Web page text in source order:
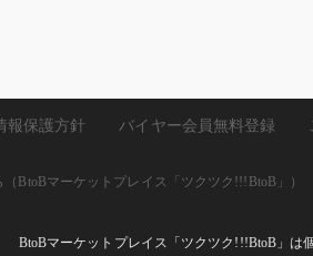
報保護方針 バイヤー会員無料登録
BtoBマーケットプレイス「ツクツク!!!BtoB」）
BtoBマーケットプレイス「ツクツク!!!BtoB」は